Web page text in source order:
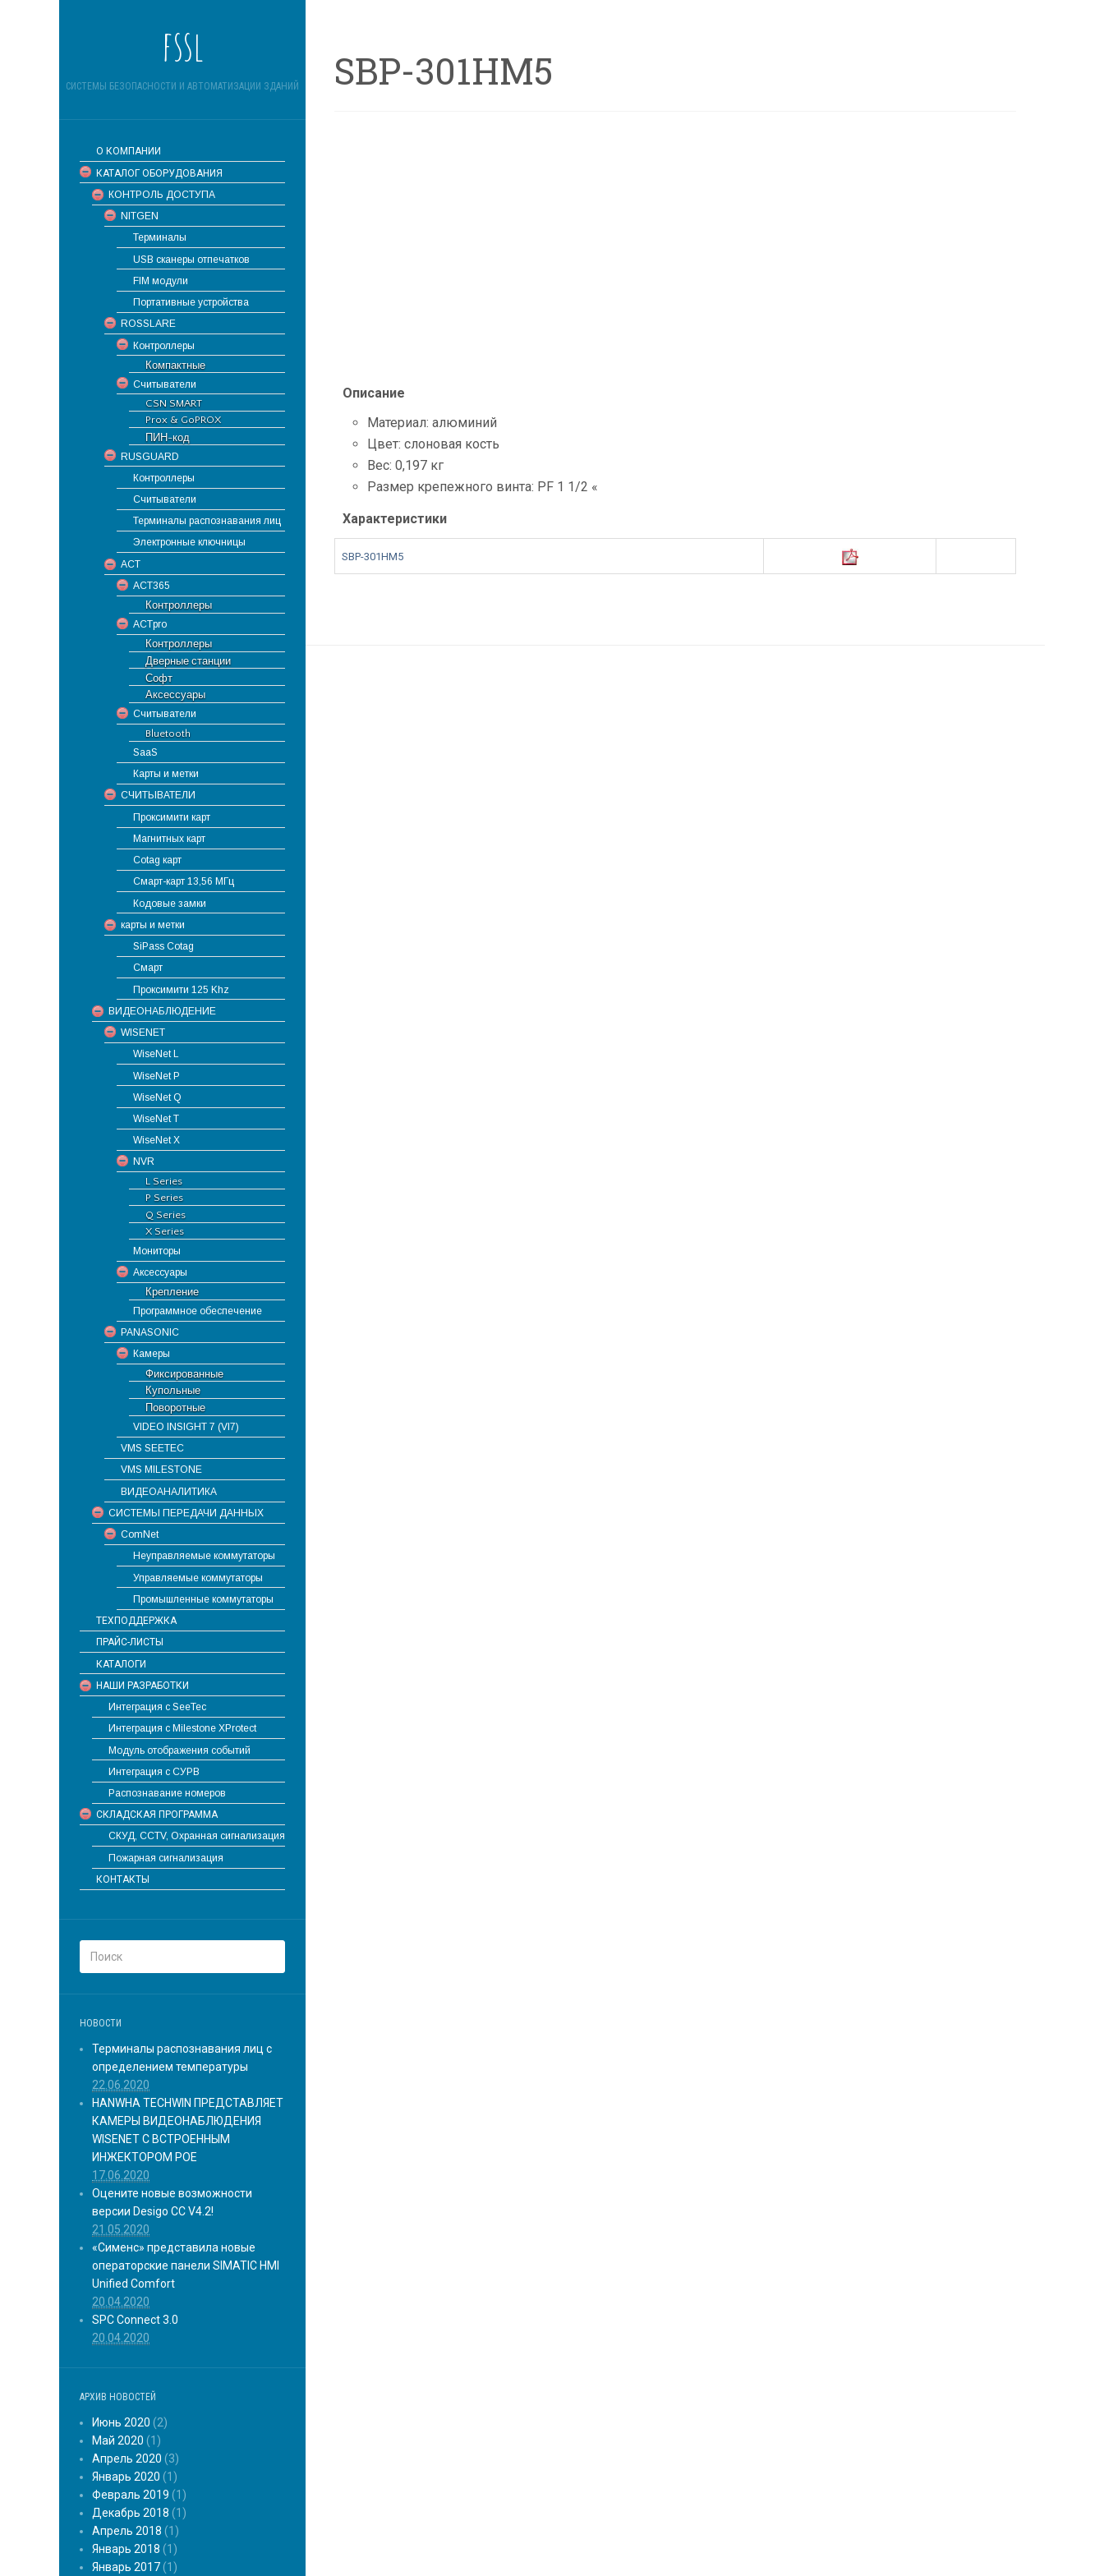
fssl
СИСТЕМЫ БЕЗОПАСНОСТИ И АВТОМАТИЗАЦИИ ЗДАНИЙ
О КОМПАНИИ
КАТАЛОГ ОБОРУДОВАНИЯ
КОНТРОЛЬ ДОСТУПА
NITGEN
Терминалы
USB сканеры отпечатков
FIM модули
Портативные устройства
ROSSLARE
Контроллеры
Компактные
Считыватели
CSN SMART
Prox & GoPROX
ПИН-код
RUSGUARD
Контроллеры
Считыватели
Терминалы распознавания лиц
Электронные ключницы
ACT
ACT365
Контроллеры
ACTpro
Контроллеры
Дверные станции
Софт
Аксессуары
Считыватели
Bluetooth
SaaS
Карты и метки
СЧИТЫВАТЕЛИ
Проксимити карт
Магнитных карт
Cotag карт
Смарт-карт 13,56 МГц
Кодовые замки
карты и метки
SiPass Cotag
Смарт
Проксимити 125 Khz
ВИДЕОНАБЛЮДЕНИЕ
WISENET
WiseNet L
WiseNet P
WiseNet Q
WiseNet T
WiseNet X
NVR
L Series
P Series
Q Series
X Series
Мониторы
Аксессуары
Крепление
Программное обеспечение
PANASONIC
Камеры
Фиксированные
Купольные
Поворотные
VIDEO INSIGHT 7 (VI7)
VMS SEETEC
VMS MILESTONE
ВИДЕОАНАЛИТИКА
СИСТЕМЫ ПЕРЕДАЧИ ДАННЫХ
ComNet
Неуправляемые коммутаторы
Управляемые коммутаторы
Промышленные коммутаторы
ТЕХПОДДЕРЖКА
ПРАЙС-ЛИСТЫ
КАТАЛОГИ
НАШИ РАЗРАБОТКИ
Интеграция с SeeTec
Интеграция с Milestone XProtect
Модуль отображения событий
Интеграция с СУРВ
Распознавание номеров
СКЛАДСКАЯ ПРОГРАММА
СКУД, CCTV, Охранная сигнализация
Пожарная сигнализация
КОНТАКТЫ
НОВОСТИ
Терминалы распознавания лиц с
определением температуры
22.06.2020
HANWHA TECHWIN ПРЕДСТАВЛЯЕТ
КАМЕРЫ ВИДЕОНАБЛЮДЕНИЯ
WISENET С ВСТРОЕННЫМ
ИНЖЕКТОРОМ POE
17.06.2020
Оцените новые возможности
версии Desigo CC V4.2!
21.05.2020
«Сименс» представила новые
операторские панели SIMATIC HMI
Unified Comfort
20.04.2020
SPC Connect 3.0
20.04.2020
АРХИВ НОВОСТЕЙ
Июнь 2020 (2)
Май 2020 (1)
Апрель 2020 (3)
Январь 2020 (1)
Февраль 2019 (1)
Декабрь 2018 (1)
Апрель 2018 (1)
Январь 2018 (1)
Январь 2017(1)
SBP-301HM5
Описание
Материал: алюминий
Цвет: слоновая кость
Вес: 0,197 кг
Размер крепежного винта: PF 1 1/2 «
Характеристики
SBP-301HM5